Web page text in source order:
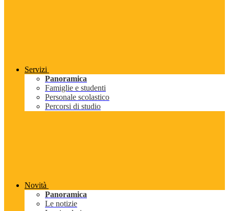
Servizi
Panoramica
Famiglie e studenti
Personale scolastico
Percorsi di studio
Novità
Panoramica
Le notizie